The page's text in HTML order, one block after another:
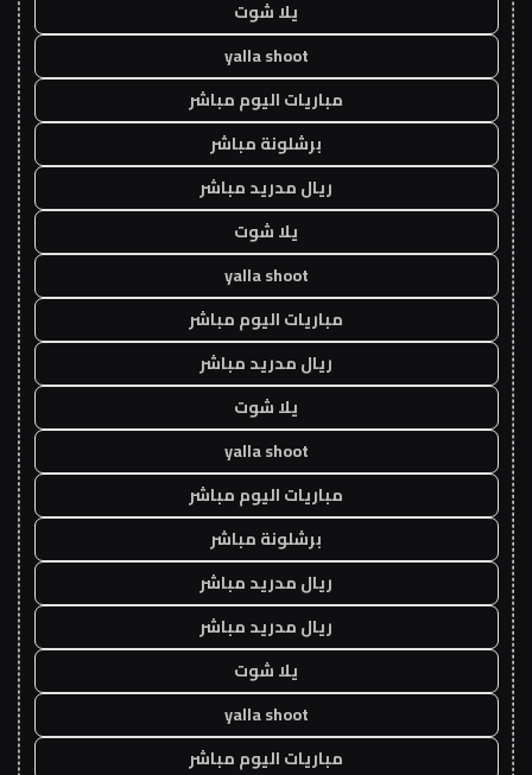
يلا شوت
yalla shoot
مباريات اليوم مباشر
برشلونة مباشر
ريال مدريد مباشر
يلا شوت
yalla shoot
مباريات اليوم مباشر
ريال مدريد مباشر
يلا شوت
yalla shoot
مباريات اليوم مباشر
برشلونة مباشر
ريال مدريد مباشر
ريال مدريد مباشر
يلا شوت
yalla shoot
مباريات اليوم مباشر